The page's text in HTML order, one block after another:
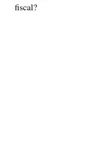
fiscal?